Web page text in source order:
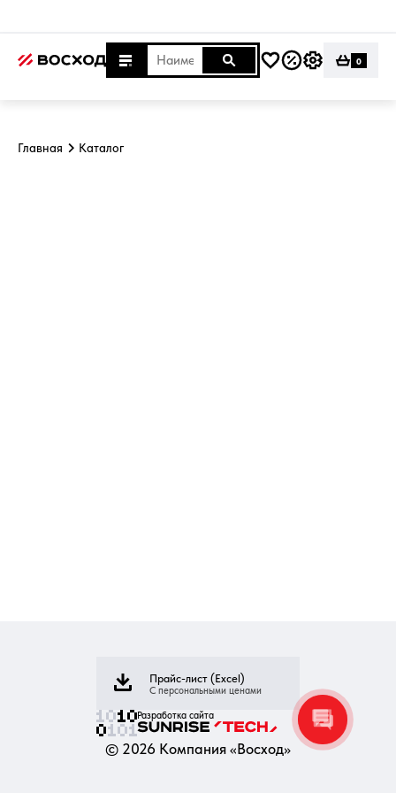
0
Главная Каталог
Прайс-лист (Excel)
С персональными ценами
Разработка сайта
© 2026 Компания «Восход»